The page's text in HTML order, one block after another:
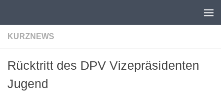
KURZNEWS
Rücktritt des DPV Vizepräsidenten
Jugend